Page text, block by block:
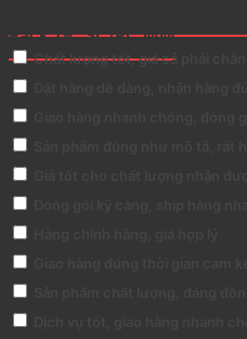
Rack 19” SC/PC MM
Chất lượng tốt, giá cả phải chăng